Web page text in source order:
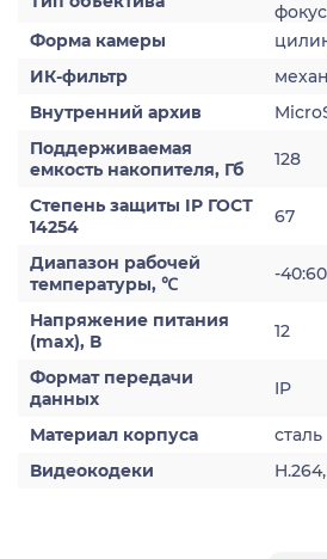
Форма камеры
ИК-фильтр
Внутренний архив
Поддерживаемая
емкость накопителя, Гб
128
Степень защиты IP ГОСТ
14254
67
Диапазон рабочей
температуры, ℃
-40:60
Напряжение питания
(max), В
12
Формат передачи
данных
IP
Материал корпуса
сталь
Видеокодеки